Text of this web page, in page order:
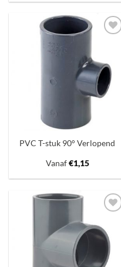
verlanglijst
PVC T-stuk 90° Verlopend
Vanaf€1,15
aan
verlanglijst